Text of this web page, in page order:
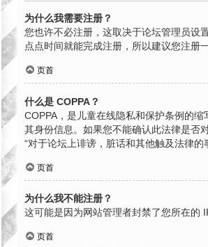
为什么我需要注册？
您也许不必注册，这取决于论坛管理员设
点点时间就能完成注册，所以建议您注册
页首
什么是 COPPA？
COPPA，是儿童在线隐私和保护条例的
其身份信息。如果您不能确认此法律是否
“对于论坛上诽谤，脏话和其他触及法律的
页首
为什么我不能注册？
这可能是因为网站管理者封禁了您所在的
页首